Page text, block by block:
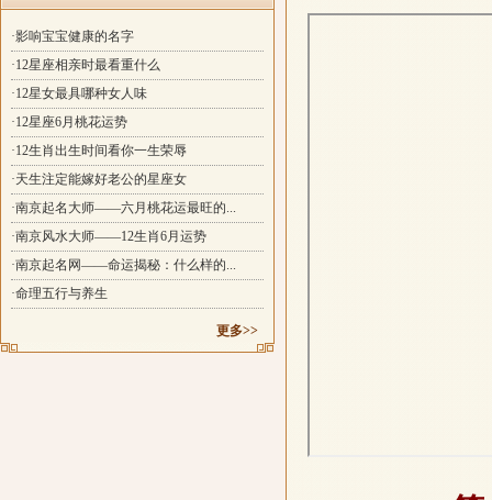
·影响宝宝健康的名字
·12星座相亲时最看重什么
·12星女最具哪种女人味
·12星座6月桃花运势
·12生肖出生时间看你一生荣辱
·天生注定能嫁好老公的星座女
·南京起名大师——六月桃花运最旺的...
·南京风水大师——12生肖6月运势
·南京起名网——命运揭秘：什么样的...
·命理五行与养生
更多>>